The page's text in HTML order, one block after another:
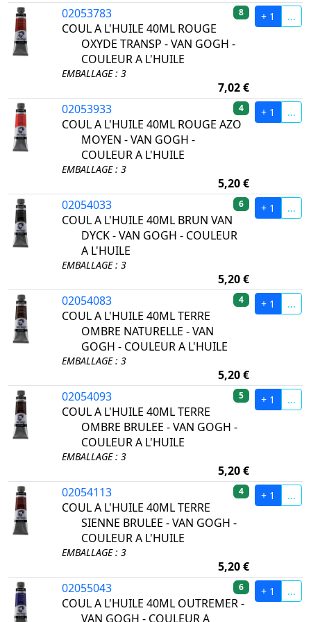
02053783
COUL A L'HUILE 40ML ROUGE
OXYDE TRANSP - VAN GOGH -
COULEUR A L'HUILE
EMBALLAGE : 3
8
7,02 €
+ 1 ...
02053933
COUL A L'HUILE 40ML ROUGE AZO
MOYEN - VAN GOGH -
COULEUR A L'HUILE
EMBALLAGE : 3
4
5,20 €
+ 1 ...
02054033
COUL A L'HUILE 40ML BRUN VAN
DYCK - VAN GOGH - COULEUR
A L'HUILE
EMBALLAGE : 3
6
5,20 €
+ 1 ...
02054083
COUL A L'HUILE 40ML TERRE
OMBRE NATURELLE - VAN
GOGH - COULEUR A L'HUILE
EMBALLAGE : 3
4
5,20 €
+ 1 ...
02054093
COUL A L'HUILE 40ML TERRE
OMBRE BRULEE - VAN GOGH -
COULEUR A L'HUILE
EMBALLAGE : 3
5
5,20 €
+ 1 ...
02054113
COUL A L'HUILE 40ML TERRE
SIENNE BRULEE - VAN GOGH -
COULEUR A L'HUILE
EMBALLAGE : 3
4
5,20 €
+ 1 ...
02055043
COUL A L'HUILE 40ML OUTREMER -
VAN GOGH - COULEUR A
6 + 1 ...